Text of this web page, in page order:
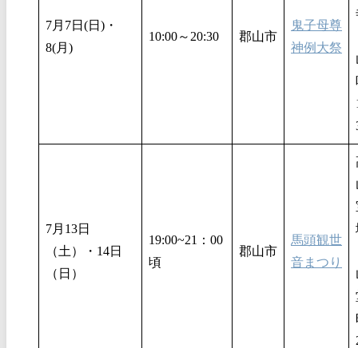
7月7日(日)・
8(月)
10:00～20:30 郡山市
鬼子母尊
神例大祭
7月13日
（土）・14日
（日）
19:00~21：00
頃
郡山市
馬頭観世
音まつり